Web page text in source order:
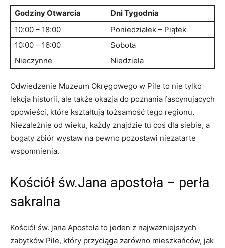
Godziny‍ Otwarcia
Dni Tygodnia
10:00 – 18:00
Poniedziałek – Piątek
10:00 – 16:00
Sobota
Nieczynne
Niedziela
Odwiedzenie⁢ Muzeum Okręgowego w Pile to nie tylko
lekcja historii, ale także okazja do poznania fascynujących
opowieści, które kształtują tożsamość tego⁤ regionu.
Niezależnie od wieku, każdy znajdzie ⁣tu coś dla siebie, a
bogaty zbiór‍ wystaw na pewno pozostawi niezatarte
wspomnienia.
Kościół‍ św.Jana apostoła⁢ – perła
sakralna
Kościół‌ św. jana Apostoła to jeden ​z najważniejszych
zabytków Pile, który przyciąga zarówno mieszkańców, jak⁤